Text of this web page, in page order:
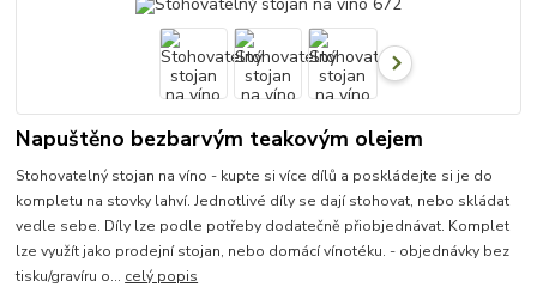
Napuštěno bezbarvým teakovým olejem
Stohovatelný stojan na víno - kupte si více dílů a poskládejte si je do
kompletu na stovky lahví. Jednotlivé díly se dají stohovat, nebo skládat
vedle sebe. Díly lze podle potřeby dodatečně přiobjednávat. Komplet
lze využít jako prodejní stojan, nebo domácí vínotéku. - objednávky bez
tisku/gravíru o... celý popis